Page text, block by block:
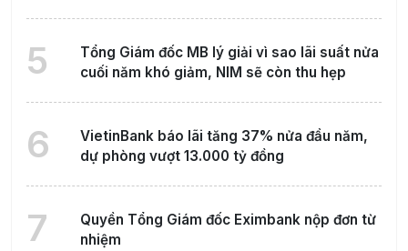
5
Tổng Giám đốc MB lý giải vì sao lãi suất nửa
cuối năm khó giảm, NIM sẽ còn thu hẹp
6
VietinBank báo lãi tăng 37% nửa đầu năm,
dự phòng vượt 13.000 tỷ đồng
7
Quyền Tổng Giám đốc Eximbank nộp đơn từ
nhiệm